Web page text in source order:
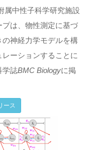
属中性子科学研究施設
は、物性測定に基づ
神経力学モデルを構
ーションすることに
学誌BMC Biologyに掲
ース